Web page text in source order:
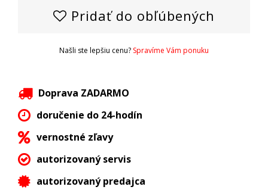
Pridať do obľúbených
Našli ste lepšiu cenu? Spravíme Vám ponuku
Doprava ZADARMO
doručenie do 24-hodín
vernostné zľavy
autorizovaný servis
autorizovaný predajca